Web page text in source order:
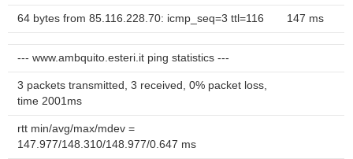
64 bytes from 85.116.228.70: icmp_seq=3 ttl=116 147 ms
--- www.ambquito.esteri.it ping statistics ---
3 packets transmitted, 3 received, 0% packet loss,
time 2001ms
rtt min/avg/max/mdev =
147.977/148.310/148.977/0.647 ms